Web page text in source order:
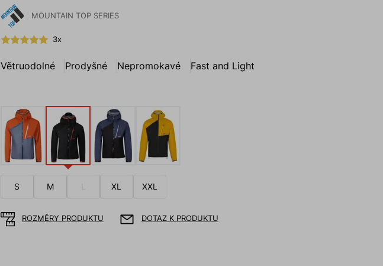
MOUNTAIN TOP SERIES
3x
Větruodolné Prodyšné Nepromokavé Fast and Light
S M XL XXL
ROZMĚRY PRODUKTU DOTAZ K PRODUKTU